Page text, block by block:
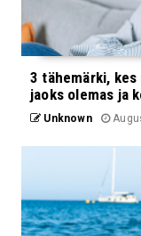
3 tähemärki,
jaoks olemas ja
Unknown